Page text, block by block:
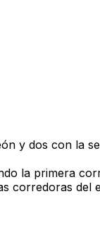
y dos con la
la primera
corredoras del